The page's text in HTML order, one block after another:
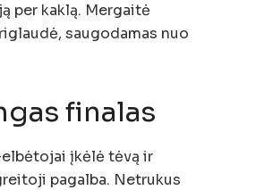
per kaklą. Mergaitė
saugodamas nuo
finalas
įkėlė tėvą ir
pagalba. Netrukus